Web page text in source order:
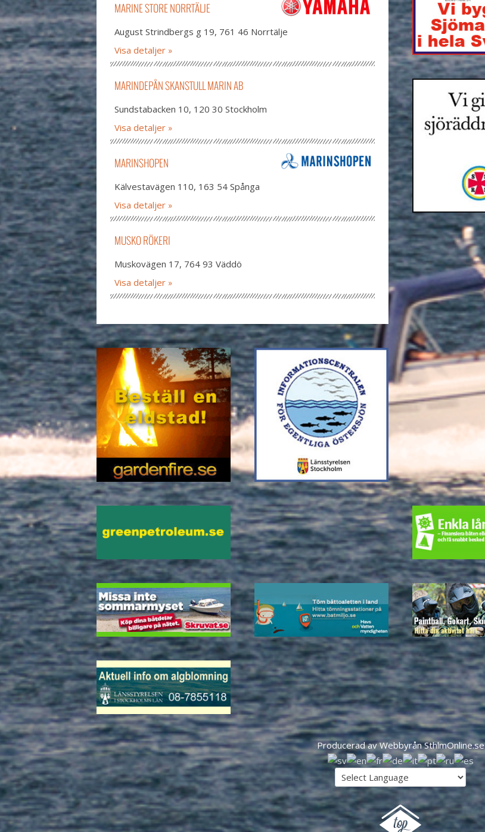
MARINE STORE NORRTÄLJE
August Strindbergs g 19, 761 46 Norrtälje
Visa detaljer
MARINDEPÅN SKANSTULL MARIN AB
Sundstabacken 10, 120 30 Stockholm
Visa detaljer
MARINSHOPEN
Kälvestavägen 110, 163 54 Spånga
Visa detaljer
MUSKO RÖKERI
Muskovägen 17, 764 93 Väddö
Visa detaljer
Producerad av Webbyrån SthlmOnline.se